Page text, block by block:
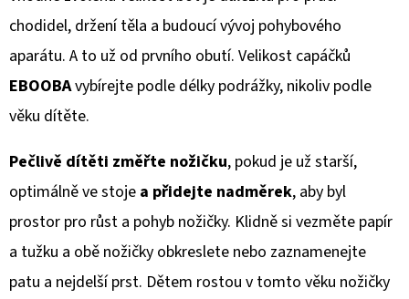
chodidel, držení těla a budoucí vývoj pohybového
aparátu. A to už od prvního obutí. Velikost capáčků
EBOOBAvybírejte podle délky podrážky, nikoliv podle
věku dítěte.
Pečlivě dítěti změřte nožičku, pokud je už starší,
optimálně ve stoje a přidejte nadměrek, aby byl
prostor pro růst a pohyb nožičky. Klidně si vezměte papír
a tužku a obě nožičky obkreslete nebo zaznamenejte
patu a nejdelší prst. Dětem rostou v tomto věku nožičky